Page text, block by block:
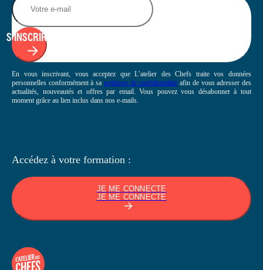
S'INSCRIRE
En vous inscrivant, vous acceptez que L’atelier des Chefs traite vos données
personnelles conformément à sa politique de confidentialité afin de vous adresser des
actualités, nouveautés et offres par email. Vous pouvez vous désabonner à tout
moment grâce au lien inclus dans nos e-mails.
Accédez à votre formation :
JE ME CONNECTE
JE ME CONNECTE